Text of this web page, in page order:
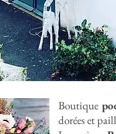
Boutique
dorées et